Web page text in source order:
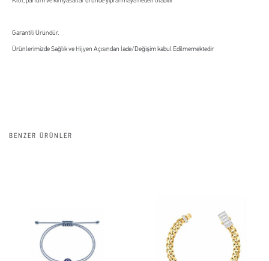
Garantili Üründür.
Ürünlerimizde Sağlık ve Hijyen Açısından İade/Değişim kabul Edilmemektedir
BENZER ÜRÜNLER